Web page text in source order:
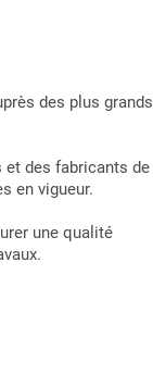
des plus grands
et des fabricants de
en vigueur.
une qualité